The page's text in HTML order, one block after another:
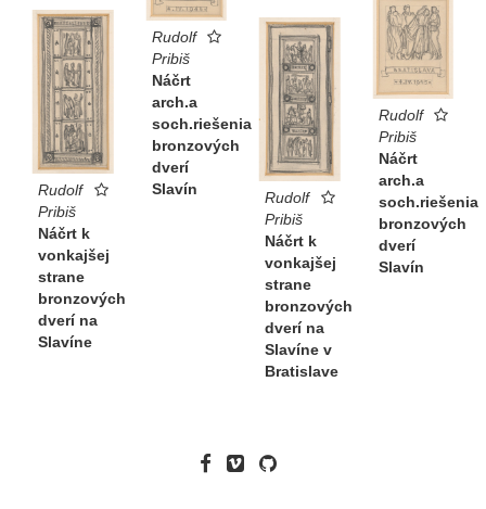
Rudolf
Pribiš
Náčrt
arch.a
soch.riešenia
bronzových
dverí
Slavín
Rudolf
Pribiš
Náčrt
arch.a
soch.riešenia
bronzových
dverí
Slavín
Rudolf
Pribiš
Náčrt k
vonkajšej
strane
bronzových
dverí na
Slavíne
Rudolf
Pribiš
Náčrt k
vonkajšej
strane
bronzových
dverí na
Slavíne v
Bratislave